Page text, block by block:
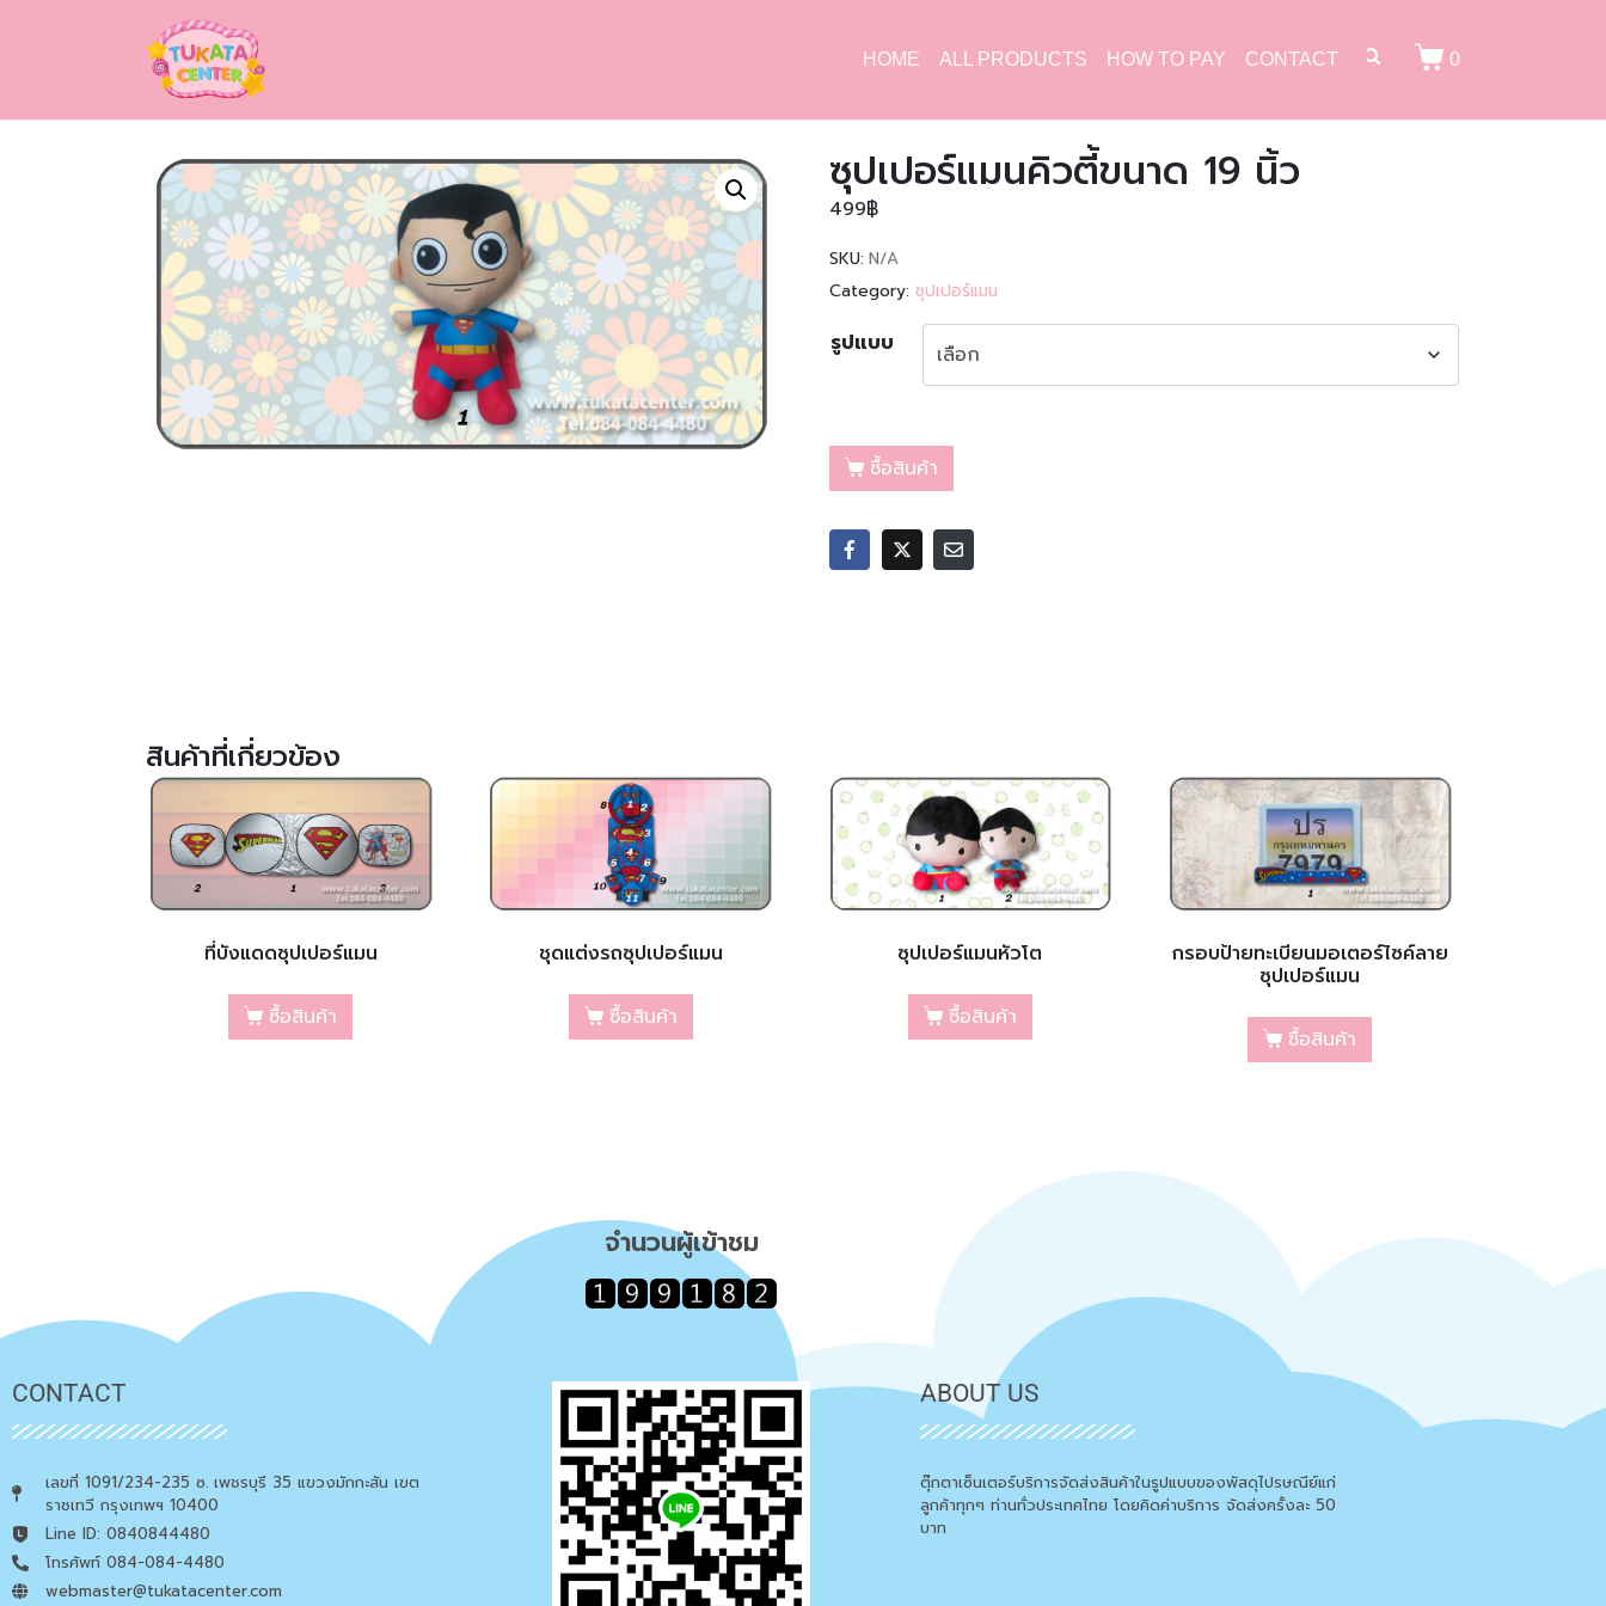
HOME ALL PRODUCTS HOW TO PAY CONTACT 0
ซุปเปอร์แมนคิวตี้ขนาด 19 นิ้ว
499฿
SKU: N/A
Category: ซุปเปอร์แมน
รูปแบบ
ซื้อสินค้า
สินค้าที่เกี่ยวข้อง
ที่บังแดดซุปเปอร์แมน
ซื้อสินค้า
ชุดแต่งรถซุปเปอร์แมน
ซื้อสินค้า
ซุปเปอร์แมนหัวโต
ซื้อสินค้า
กรอบป้ายทะเบียนมอเตอร์ไซค์ลาย
ซุปเปอร์แมน
ซื้อสินค้า
จำนวนผู้เข้าชม
CONTACT
เลขที่ 1091/234-235 ซ. เพชรบุรี 35 แขวงมักกะสัน เขต
ราชเทวี กรุงเทพฯ 10400
Line ID: 0840844480
โทรศัพท์ 084-084-4480
webmaster@tukatacenter.com
ABOUT US
ตุ๊กตาเซ็นเตอร์บริการจัดส่งสินค้าในรูปแบบของพัสดุไปรษณีย์แก่
ลูกค้าทุกๆ ท่านทั่วประเทศไทย โดยคิดค่าบริการ จัดส่งครั้งละ 50
บาท